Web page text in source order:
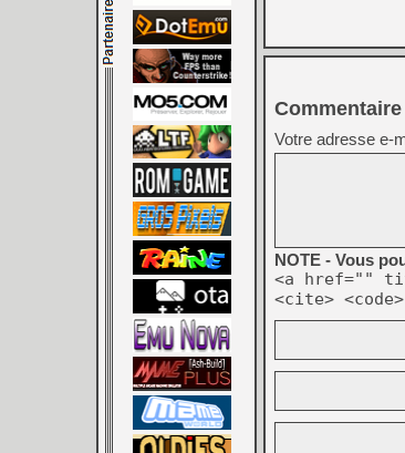
Commentaire
Votre adresse e-
NOTE - Vous
<a href=""
<cite>